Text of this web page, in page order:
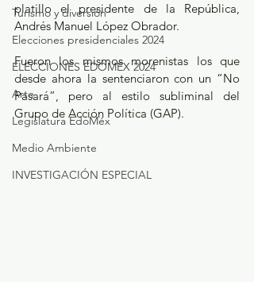
Turismo y diversión
Elecciones presidenciales 2024
ELECCIONES EDOMEX 2024
Arte
Legislatura EdoMéx
Medio Ambiente
INVESTIGACIÓN ESPECIAL
platillo el presidente de la República,
Andrés Manuel López Obrador.
Fueron los mismos morenistas los que
desde ahora la sentenciaron con un “No
Pasará”, pero al estilo subliminal del
Grupo de Acción Política (GAP).